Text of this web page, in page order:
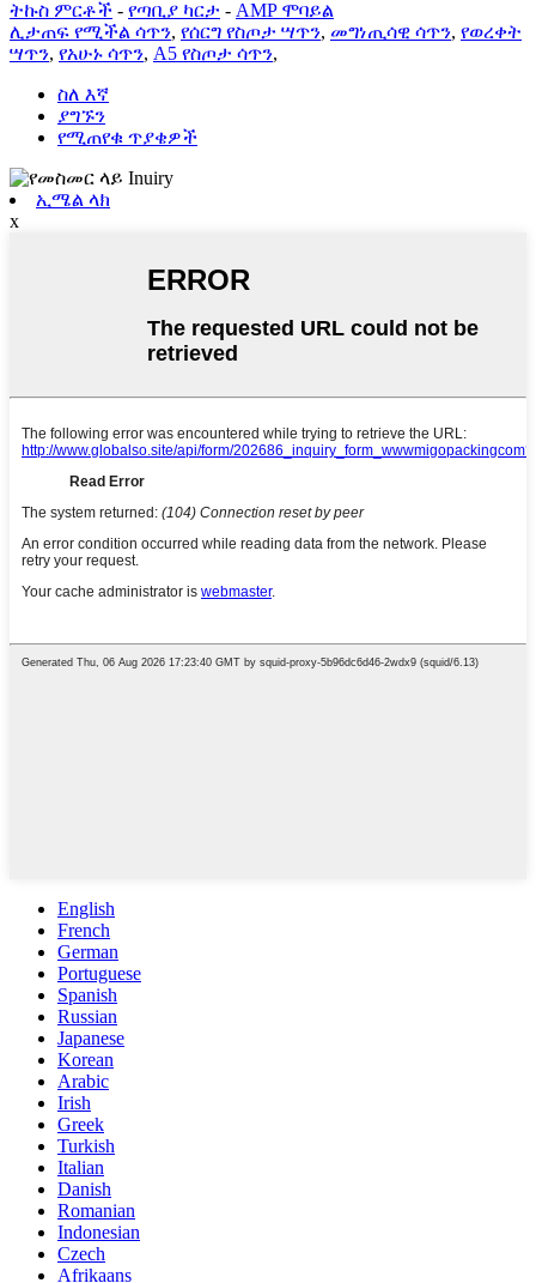
ትኩስ ምርቶች - የጣቢያ ካርታ - AMP ሞባይል
ሊታጠፍ የሚችል ሳጥን, የሰርግ የስጦታ ሣጥን, መግነጢሳዊ ሳጥን, የወረቀት
ሣጥን, የአሁኑ ሳጥን, A5 የስጦታ ሳጥን,
ስለ እኛ
ያግኙን
የሚጠየቁ ጥያቄዎች
ኢሜል ላክ
x
English
French
German
Portuguese
Spanish
Russian
Japanese
Korean
Arabic
Irish
Greek
Turkish
Italian
Danish
Romanian
Indonesian
Czech
Afrikaans